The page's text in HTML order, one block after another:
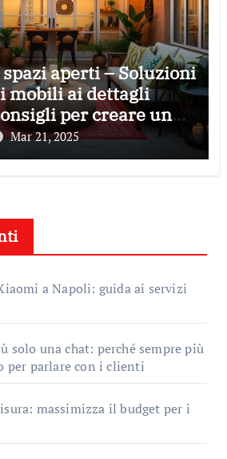
aperti – Soluzioni
mobili ai dettagli
per creare un
e funzionale
Mar 21, 2025
a Napoli: guida ai servizi
solo una chat: perché sempre più
per parlare con i clienti
massimizza il budget per i